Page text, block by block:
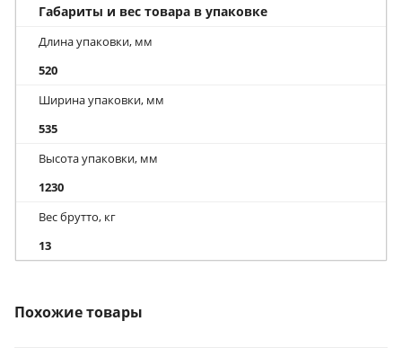
Габариты и вес товара в упаковке
Длина упаковки, мм
520
Ширина упаковки, мм
535
Высота упаковки, мм
1230
Вес брутто, кг
13
Похожие товары